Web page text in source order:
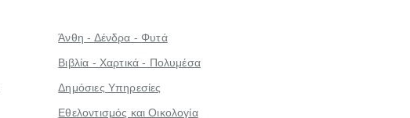
Άνθη - Δένδρα - Φυτά
Βιβλία - Χαρτικά - Πολυμέσα
Δημόσιες Υπηρεσίες
Εθελοντισμός και Οικολογία